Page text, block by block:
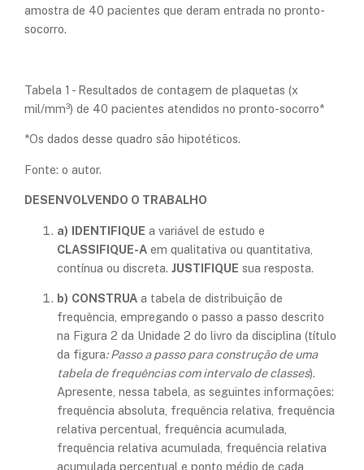
amostra de 40 pacientes que deram entrada no pronto-
socorro.
Tabela 1 - Resultados de contagem de plaquetas (x
mil/mm³) de 40 pacientes atendidos no pronto-socorro*
​*Os dados desse quadro são hipotéticos.
Fonte: o autor.
DESENVOLVENDO O TRABALHO
a) IDENTIFIQUE a variável de estudo e
CLASSIFIQUE-A em qualitativa ou quantitativa,
contínua ou discreta. JUSTIFIQUE sua resposta.
b) CONSTRUA a tabela de distribuição de
frequência, empregando o passo a passo descrito
na Figura 2 da Unidade 2 do livro da disciplina (título
da figura: Passo a passo para construção de uma
tabela de frequências com intervalo de classes).
Apresente, nessa tabela, as seguintes informações:
frequência absoluta, frequência relativa, frequência
relativa percentual, frequência acumulada,
frequência relativa acumulada, frequência relativa
acumulada percentual e ponto médio de cada